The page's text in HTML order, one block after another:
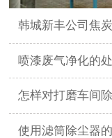
韩城新丰公司焦
喷漆废气净化的
怎样对打磨车间
使用滤筒除尘器